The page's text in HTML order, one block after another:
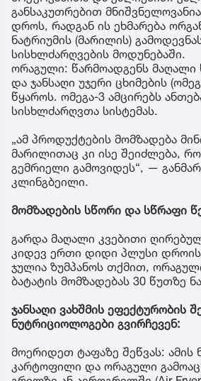
განსაკუთრებით
დროს, რადგან ის ეხმარება
ნატრიუმის (მარილის)
სისხლძარღვების მოდუნებაში.
ორაგული: წარმოადგენს მაღალი
და ჯანსაღი უჯერი ცხიმების
წყაროს. ომეგა-3 ამცირებს
სისხლძარღვთა სისტემას.
„ამ პროდუქტების მომზადება
მარილითაც კი ისე შეიძლება,
გემრიელი გამოვიდეს“, —
კლინგბეილი.
მომზადების სწორი და სწრაფი
გარდა მაღალი კვებითი
კიდევ ერთი დიდი პლუსი დროის
ჯულია ზუმპანოს თქმით,
ბატატის მომზადებას 30 წუთზე
ჯანსაღი ვახშმის ეფექტურობის
ნუტრიციოლოგები გვირჩევენ:
მოერიდეთ ტაფაზე შეწვას:
კარტოფილი და ორაგული